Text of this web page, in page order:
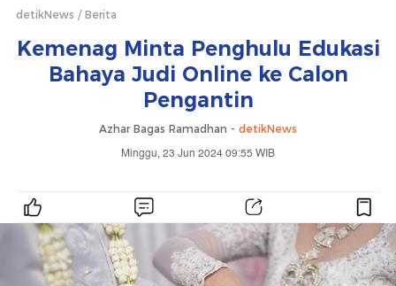
detikNews Berita
Kemenag Minta Penghulu Edukasi
Bahaya Judi Online ke Calon
Pengantin
Azhar Bagas Ramadhan - detikNews
Minggu, 23 Jun 2024 09:55 WIB